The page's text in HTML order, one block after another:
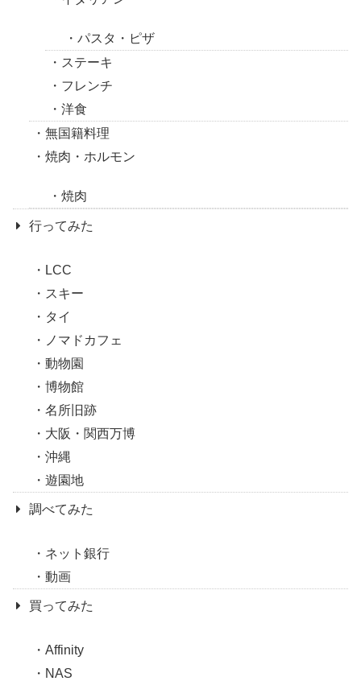
パスタ・ピザ
ステーキ
フレンチ
洋食
無国籍料理
焼肉・ホルモン
焼肉
行ってみた
LCC
スキー
タイ
ノマドカフェ
動物園
博物館
名所旧跡
大阪・関西万博
沖縄
遊園地
調べてみた
ネット銀行
動画
買ってみた
Affinity
NAS